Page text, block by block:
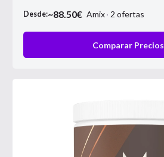
Desde:~88.50€ Amix 2 ofertas
Comparar Precios